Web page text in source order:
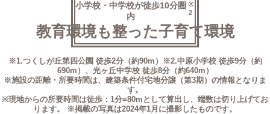
小学校・中学校が徒歩10分圏
内
※
2
教育環境も整った子育て環境
※1.つくしが丘第四公園 徒歩2分（約90m）
※2.中原小学校 徒歩9分（約
690m）、光ヶ丘中学校 徒歩8分（約640m）
※施設の距離・所要時間は、建築条件付宅地分譲（第3期）の情報となりま
す。
※現地からの所要時間は徒歩：1分=80mとして算出し、 端数は切り上げてお
ります。
※掲載の写真は2024年1月に撮影したものです。